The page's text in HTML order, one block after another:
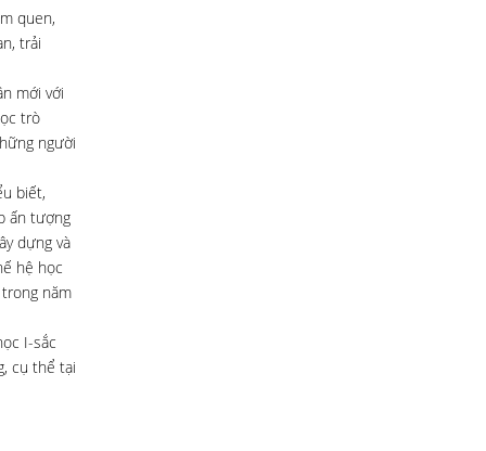
quen,
trải
mới với
trò
người
biết,
ấn tượng
dựng và
hệ học
năm
I-sắc
cụ thể tại